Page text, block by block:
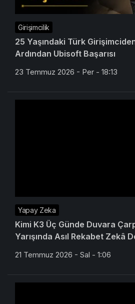
Girişimcilik
25 Yaşındaki Türk
Ardından Ubisoft Başarısı
23 Temmuz 2026 - Per - 18:13
Yapay Zeka
Kimi K3 Üç Günde Duvara
Yarışında Asıl Rekabet Zekâ
21 Temmuz 2026 - Sal - 1:06